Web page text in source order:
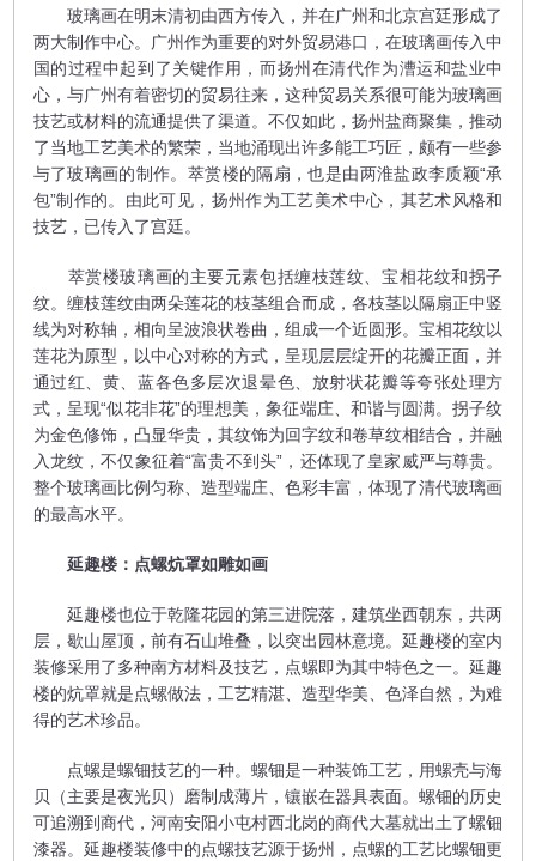
玻璃画在明末清初由西方传入，并在广州和北京宫廷形成了
两大制作中心。广州作为重要的对外贸易港口，在玻璃画传入中
国的过程中起到了关键作用，而扬州在清代作为漕运和盐业中
心，与广州有着密切的贸易往来，这种贸易关系很可能为玻璃画
技艺或材料的流通提供了渠道。不仅如此，扬州盐商聚集，推动
了当地工艺美术的繁荣，当地涌现出许多能工巧匠，颇有一些参
与了玻璃画的制作。萃赏楼的隔扇，也是由两淮盐政李质颖“承
包”制作的。由此可见，扬州作为工艺美术中心，其艺术风格和
技艺，已传入了宫廷。
萃赏楼玻璃画的主要元素包括缠枝莲纹、宝相花纹和拐子
纹。缠枝莲纹由两朵莲花的枝茎组合而成，各枝茎以隔扇正中竖
线为对称轴，相向呈波浪状卷曲，组成一个近圆形。宝相花纹以
莲花为原型，以中心对称的方式，呈现层层绽开的花瓣正面，并
通过红、黄、蓝各色多层次退晕色、放射状花瓣等夸张处理方
式，呈现“似花非花”的理想美，象征端庄、和谐与圆满。拐子纹
为金色修饰，凸显华贵，其纹饰为回字纹和卷草纹相结合，并融
入龙纹，不仅象征着“富贵不到头”，还体现了皇家威严与尊贵。
整个玻璃画比例匀称、造型端庄、色彩丰富，体现了清代玻璃画
的最高水平。
延趣楼：点螺炕罩如雕如画
延趣楼也位于乾隆花园的第三进院落，建筑坐西朝东，共两
层，歇山屋顶，前有石山堆叠，以突出园林意境。延趣楼的室内
装修采用了多种南方材料及技艺，点螺即为其中特色之一。延趣
楼的炕罩就是点螺做法，工艺精湛、造型华美、色泽自然，为难
得的艺术珍品。
点螺是螺钿技艺的一种。螺钿是一种装饰工艺，用螺壳与海
贝（主要是夜光贝）磨制成薄片，镶嵌在器具表面。螺钿的历史
可追溯到商代，河南安阳小屯村西北岗的商代大墓就出土了螺钿
漆器。延趣楼装修中的点螺技艺源于扬州，点螺的工艺比螺钿更